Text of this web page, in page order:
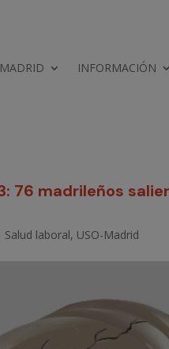
INFORMACIÓN
76 madrileños
Salud laboral, USO-Madrid